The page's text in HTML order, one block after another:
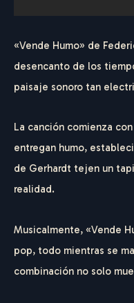
«Vende Humo» de
desencanto de los
paisaje sonoro tan
La canción comienza
entregan humo,
de Gerhardt tejen un
realidad.
Musicalmente, «Vende
pop, todo mientras se
combinación no solo